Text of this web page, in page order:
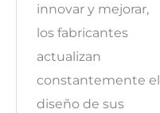
innovar y mejorar,
los fabricantes
actualizan
constantemente el
diseño de sus